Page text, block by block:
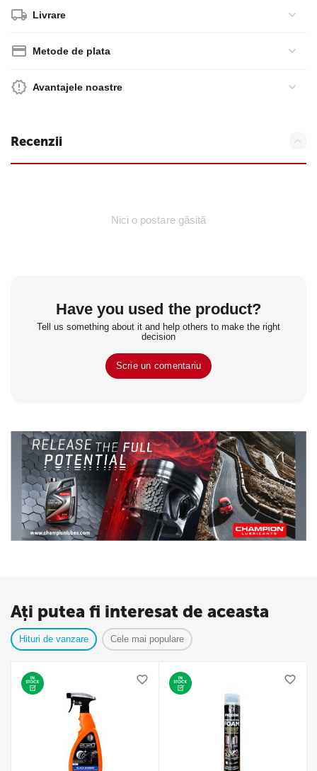
Livrare
Metode de plata
Avantajele noastre
Recenzii
Nici o postare găsită
Have you used the product?
Tell us something about it and help others to make the right
decision
Scrie un comentariu
Ați putea fi interesat de aceasta
Hituri de vanzare Cele mai populare